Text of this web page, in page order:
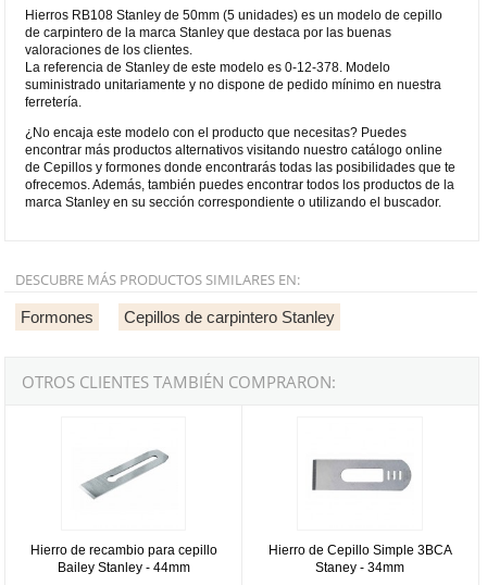
Hierros RB108 Stanley de 50mm (5 unidades) es un modelo de cepillo
de carpintero de la marca Stanley que destaca por las buenas
valoraciones de los clientes.
La referencia de Stanley de este modelo es 0-12-378. Modelo
suministrado unitariamente y no dispone de pedido mínimo en nuestra
ferretería.
¿No encaja este modelo con el producto que necesitas? Puedes
encontrar más productos alternativos visitando nuestro catálogo online
de Cepillos y formones donde encontrarás todas las posibilidades que te
ofrecemos. Además, también puedes encontrar todos los productos de la
marca Stanley en su sección correspondiente o utilizando el buscador.
DESCUBRE MÁS PRODUCTOS SIMILARES EN:
Formones Cepillos de carpintero Stanley
OTROS CLIENTES TAMBIÉN COMPRARON:
Hierro de recambio para cepillo
Bailey Stanley - 44mm
Hierro de Cepillo Simple 3BCA
Staney - 34mm